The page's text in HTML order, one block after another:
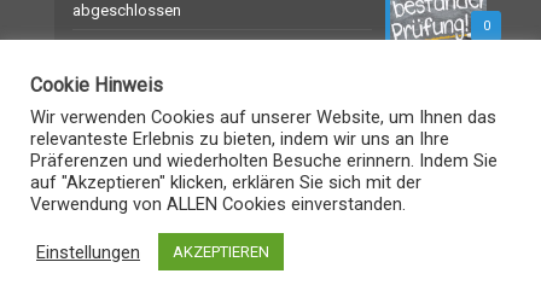
0
abgeschlossen
© TKD-Hochdahl 2021
Cookie Hinweis
Wir verwenden Cookies auf unserer Website, um Ihnen das
relevanteste Erlebnis zu bieten, indem wir uns an Ihre
Präferenzen und wiederholten Besuche erinnern. Indem Sie
auf "Akzeptieren" klicken, erklären Sie sich mit der
Verwendung von ALLEN Cookies einverstanden.
Einstellungen AKZEPTIEREN